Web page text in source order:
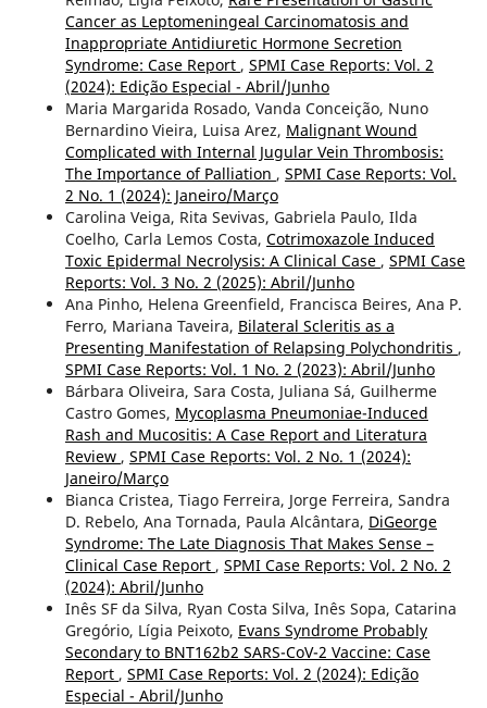
Cancer as Leptomeningeal Carcinomatosis and
Inappropriate Antidiuretic Hormone Secretion
Syndrome: Case Report , SPMI Case Reports: Vol. 2
(2024): Edição Especial - Abril/Junho
Maria Margarida Rosado, Vanda Conceição, Nuno
Bernardino Vieira, Luisa Arez, Malignant Wound
Complicated with Internal Jugular Vein Thrombosis:
The Importance of Palliation , SPMI Case Reports: Vol.
2 No. 1 (2024): Janeiro/Março
Carolina Veiga, Rita Sevivas, Gabriela Paulo, Ilda
Coelho, Carla Lemos Costa, Cotrimoxazole Induced
Toxic Epidermal Necrolysis: A Clinical Case , SPMI Case
Reports: Vol. 3 No. 2 (2025): Abril/Junho
Ana Pinho, Helena Greenfield, Francisca Beires, Ana P.
Ferro, Mariana Taveira, Bilateral Scleritis as a
Presenting Manifestation of Relapsing Polychondritis ,
SPMI Case Reports: Vol. 1 No. 2 (2023): Abril/Junho
Bárbara Oliveira, Sara Costa, Juliana Sá, Guilherme
Castro Gomes, Mycoplasma Pneumoniae-Induced
Rash and Mucositis: A Case Report and Literatura
Review , SPMI Case Reports: Vol. 2 No. 1 (2024):
Janeiro/Março
Bianca Cristea, Tiago Ferreira, Jorge Ferreira, Sandra
D. Rebelo, Ana Tornada, Paula Alcântara, DiGeorge
Syndrome: The Late Diagnosis That Makes Sense –
Clinical Case Report , SPMI Case Reports: Vol. 2 No. 2
(2024): Abril/Junho
Inês SF da Silva, Ryan Costa Silva, Inês Sopa, Catarina
Gregório, Lígia Peixoto, Evans Syndrome Probably
Secondary to BNT162b2 SARS-CoV-2 Vaccine: Case
Report , SPMI Case Reports: Vol. 2 (2024): Edição
Especial - Abril/Junho